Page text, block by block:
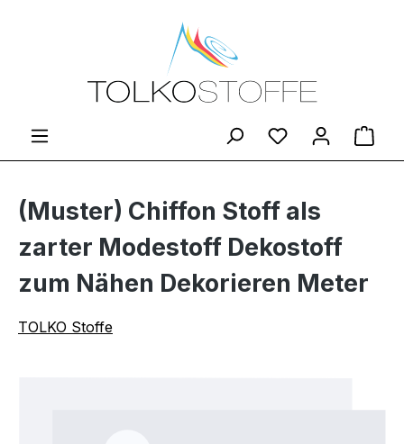
Zum Hauptinhalt springen
Du hast 0
(Muster) Chiffon Stoff als
zarter Modestoff Dekostoff
zum Nähen Dekorieren Meter
TOLKO Stoffe